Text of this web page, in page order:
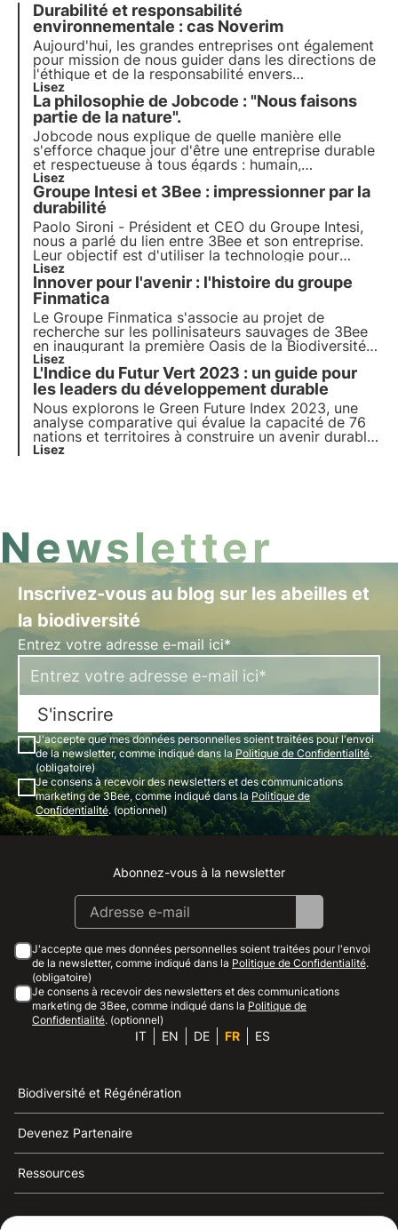
Durabilité et responsabilité
environnementale : cas Noverim
Aujourd'hui, les grandes entreprises ont également
pour mission de nous guider dans les directions de
l'éthique et de la responsabilité envers
l'environnement. Et c'est exactement ce que
Noverim a fait, en rejoignant le projet Pollinate the
future de 3Bee.
Lisez
La philosophie de Jobcode : "Nous faisons
partie de la nature".
Jobcode nous explique de quelle manière elle
s'efforce chaque jour d'être une entreprise durable
et respectueuse à tous égards : humain,
économique et environnemental. Le soutien à la
régénération de la biodiversité est une étape clé
de ce processus.
Lisez
Groupe Intesi et 3Bee : impressionner par la
durabilité
Paolo Sironi - Président et CEO du Groupe Intesi,
nous a parlé du lien entre 3Bee et son entreprise.
Leur objectif est d'utiliser la technologie pour
réduire l'impact environnemental, des signatures
électroniques aux services pour accompagner les
entreprises dans leur transformation numérique.
Lisez
Innover pour l'avenir : l'histoire du groupe
Finmatica
Le Groupe Finmatica s'associe au projet de
recherche sur les pollinisateurs sauvages de 3Bee
en inaugurant la première Oasis de la Biodiversité :
un signe tangible de responsabilité
environnementale. L'interview de Domenico
Gualtieri, président du conseil d'administration de
Finmatica.
Lisez
L'Indice du Futur Vert 2023 : un guide pour
les leaders du développement durable
Nous explorons le Green Future Index 2023, une
analyse comparative qui évalue la capacité de 76
nations et territoires à construire un avenir durable
et à faible émission de carbone, dans des
Lisez
Newsletter
Inscrivez-vous au blog sur les abeilles et
la biodiversité
Entrez votre adresse e-mail ici*
S'inscrire
J'accepte que mes données personnelles soient traitées pour l'envoi
de la newsletter, comme indiqué dans la Politique de Confidentialité.
(obligatoire)
Je consens à recevoir des newsletters et des communications
marketing de 3Bee, comme indiqué dans la Politique de
Confidentialité. (optionnel)
Instagram
Facebook
Linkedin
Youtube
Abonnez-vous à la newsletter
J'accepte que mes données personnelles soient traitées pour l'envoi
de la newsletter, comme indiqué dans la Politique de Confidentialité.
(obligatoire)
Je consens à recevoir des newsletters et des communications
marketing de 3Bee, comme indiqué dans la Politique de
Confidentialité. (optionnel)
IT EN DE FR ES
Biodiversité et Régénération
Devenez Partenaire
Ressources